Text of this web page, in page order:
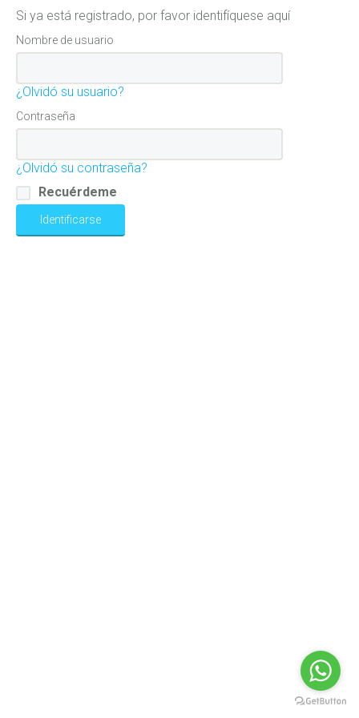
Si ya está registrado, por favor identifíquese aquí
Nombre de usuario
¿Olvidó su usuario?
Contraseña
¿Olvidó su contraseña?
Recuérdeme
Identificarse